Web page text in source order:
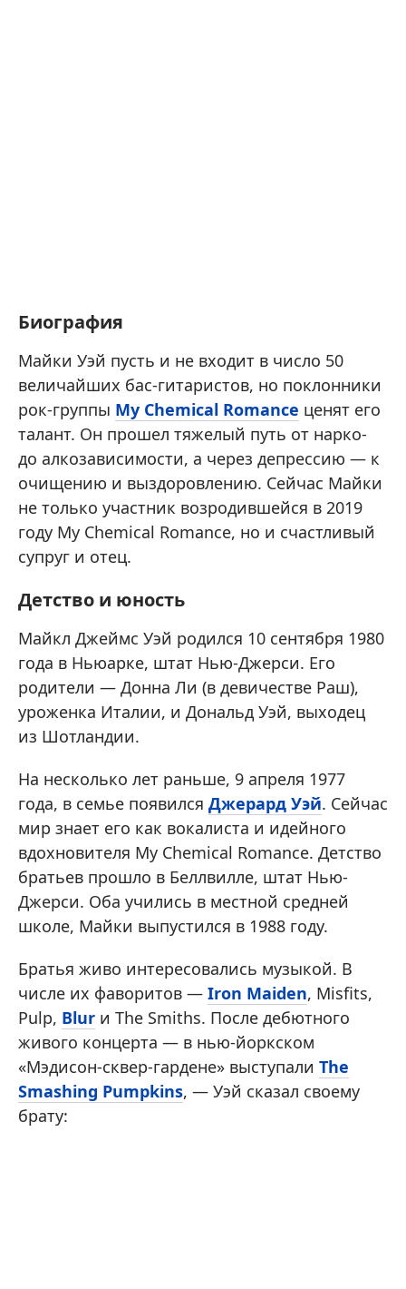
Биография
Майки Уэй пусть и не входит в число 50
величайших бас-гитаристов, но поклонники
рок-группы My Chemical Romance ценят его
талант. Он прошел тяжелый путь от нарко-
до алкозависимости, а через депрессию — к
очищению и выздоровлению. Сейчас Майки
не только участник возродившейся в 2019
году My Chemical Romance, но и счастливый
супруг и отец.
Детство и юность
Майкл Джеймс Уэй родился 10 сентября 1980
года в Ньюарке, штат Нью-Джерси. Его
родители — Донна Ли (в девичестве Раш),
уроженка Италии, и Дональд Уэй, выходец
из Шотландии.
На несколько лет раньше, 9 апреля 1977
года, в семье появился Джерард Уэй. Сейчас
мир знает его как вокалиста и идейного
вдохновителя My Chemical Romance. Детство
братьев прошло в Беллвилле, штат Нью-
Джерси. Оба учились в местной средней
школе, Майки выпустился в 1988 году.
Братья живо интересовались музыкой. В
числе их фаворитов — Iron Maiden, Misfits,
Pulp, Blur и The Smiths. После дебютного
живого концерта — в нью-йоркском
«Мэдисон-сквер-гардене» выступали The
Smashing Pumpkins, — Уэй сказал своему
брату: